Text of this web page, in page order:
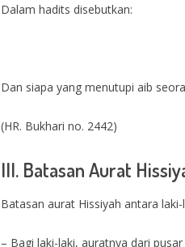
Dalam hadits disebutkan:
Dan siapa yang menutupi aib
(HR. Bukhari no. 2442)
III. Batasan Aurat
Batasan aurat Hissiyah antara
– Bagi laki-laki, auratnya dari